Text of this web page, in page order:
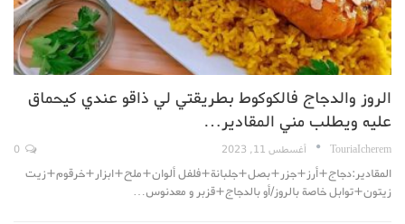
الروز والدجاج فالكوكوط بطريقتي لي ذاقو عندي كيحماق
عليه ويطلب مني المقادير…
TouriaIcherem أغسطس 11, 2023
المقادير:دجاج+أرز+جزر+بصل+جلبانة+فلفل ألوان+ملح+ابزار+خرقوم+زيت
زيتون+توابل خاصة بالروز/أو بالدجاج+قزبر و معدنوس…